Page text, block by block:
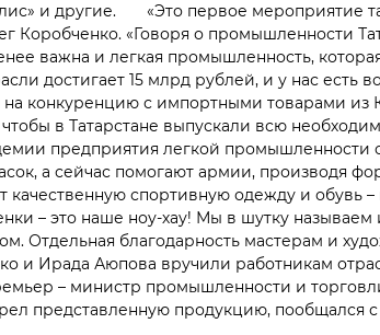
и другие. «Это первое мероприятие
Коробченко. «Говоря о промышленности
важна и легкая промышленность,
достигает 15 млрд рублей, и у нас
на конкуренцию с импортными товарами из
в Татарстане выпускали всю
предприятия легкой промышленности
а сейчас помогают армии, производя
спортивную одежду и обувь
– это наше ноу-хау! Мы в шутку
Отдельная благодарность мастерам и
и Ирада Аюпова вручили работникам
– министр промышленности и
представленную продукцию, пообщался